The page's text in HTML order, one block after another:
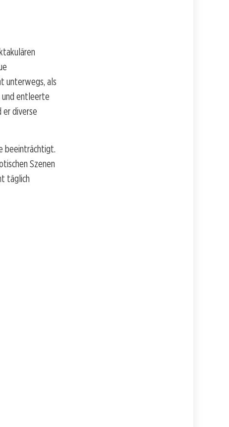
unterwegs, als
und entleerte
er diverse
beeinträchtigt.
Szenen
täglich